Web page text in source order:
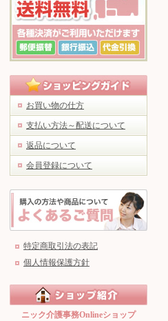
お買い物の仕方
支払い方法～配送について
返品について
会員登録について
特定商取引法の表記
個人情報保護方針
ニック介護事務Onlineショップ